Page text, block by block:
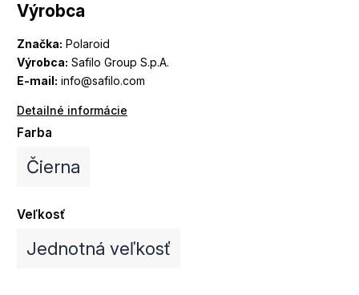
Výrobca
Značka: Polaroid
Výrobca: Safilo Group S.p.A.
E-mail: info@safilo.com
Detailné informácie
Farba
Čierna
Veľkosť
Jednotná veľkosť